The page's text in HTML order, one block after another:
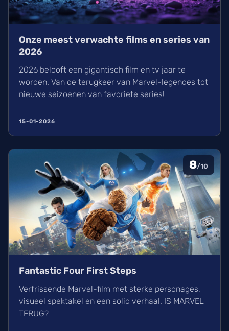
Onze meest verwachte films en series van
2026
2026 belooft een gigantisch film en tv jaar te
worden. Van de terugkeer van Marvel-legendes tot
nieuwe seizoenen van favoriete series!
15-01-2026
8/10
Fantastic Four First Steps
Verfrissende Marvel-film met sterke personages,
visueel spektakel en een solid verhaal. IS MARVEL
TERUG?